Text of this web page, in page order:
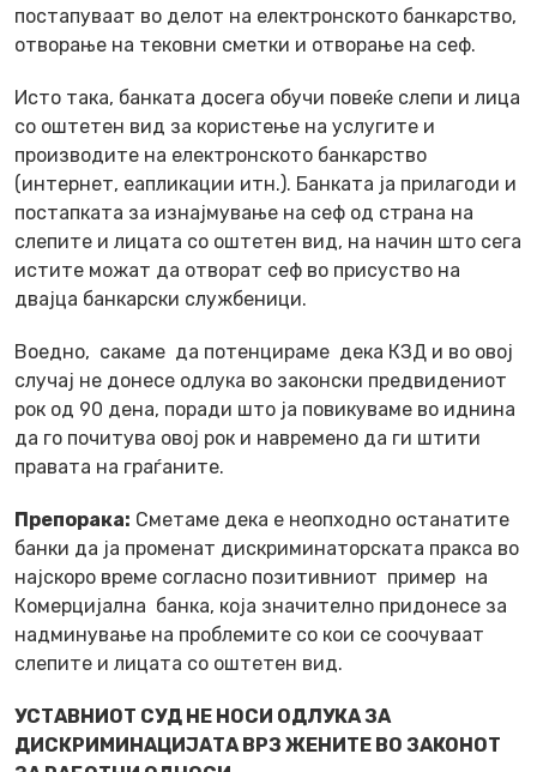
постапуваат во делот на електронското банкарство,
отворање на тековни сметки и отворање на сеф.
Исто така, банката досега обучи повеќе слепи и лица
со оштетен вид за користење на услугите и
производите на електронското банкарство
(интернет, еапликации итн.). Банката ја прилагоди и
постапката за изнајмување на сеф од страна на
слепите и лицата со оштетен вид, на начин што сега
истите можат да отворат сеф во присуство на
двајца банкарски службеници.
Воедно, сакаме да потенцираме дека КЗД и во овој
случај не донесе одлука во законски предвидениот
рок од 90 дена, поради што ја повикуваме во иднина
да го почитува овој рок и навремено да ги штити
правата на граѓаните.
Препорака: Сметаме дека е неопходно останатите
банки да ја променат дискриминаторската пракса во
најскоро време согласно позитивниот пример на
Комерцијална банка, која значително придонесе за
надминување на проблемите со кои се соочуваат
слепите и лицата со оштетен вид.
УСТАВНИОТ СУД НЕ НОСИ ОДЛУКА ЗА
ДИСКРИМИНАЦИЈАТА ВРЗ ЖЕНИТЕ ВО ЗАКОНОТ